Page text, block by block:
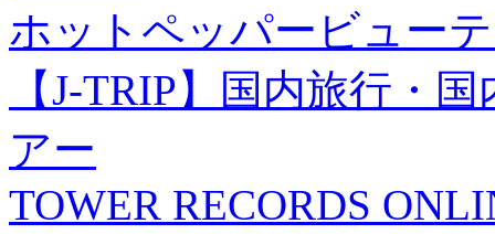
ホットペッパービュー
【J-TRIP】国内旅行・
アー
TOWER RECORDS